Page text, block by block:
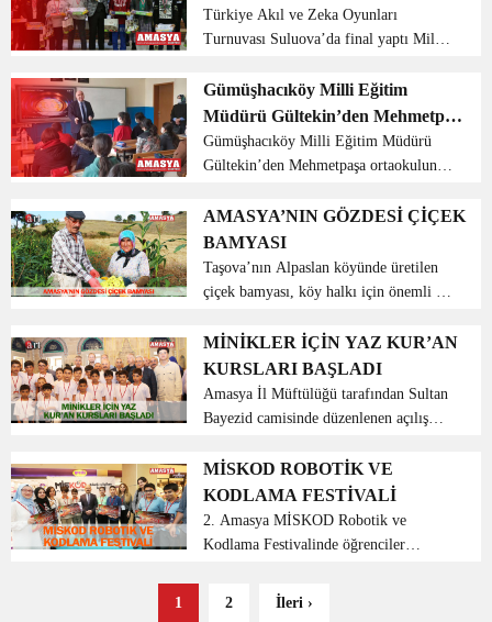
merkezi Merzifon...
Türkiye Akıl ve Zeka Oyunları
Turnuvası Suluova’da final yaptı Milli
Oyunları Federasyonu arasında
imzalanan iş birliği protokolü ile
gerçekleştirilen ̶...
Gümüşhacıköy Milli Eğitim
Müdürü Gültekin’den Mehmetpaşa
Ortaokuluna ziyaret
Gümüşhacıköy Milli Eğitim Müdürü
Gültekin’den Mehmetpaşa ortaokuluna
Müdürü Ercan Gültekin LGS’ye
hazırlanan Mehmetpaşa ortaokulu
8.sınıf öğrencilerini ziy...
AMASYA’NIN GÖZDESİ ÇİÇEK
BAMYASI
Taşova’nın Alpaslan köyünde üretilen
çiçek bamyası, köy halkı için önemli bir
ekimine nisan ayının ortalarında
başlayıp, haziran ve temmuz ayının
ortalarınd...
MİNİKLER İÇİN YAZ KUR’AN
KURSLARI BAŞLADI
Amasya İl Müftülüğü tarafından Sultan
Bayezid camisinde düzenlenen açılış
Osman Varol, İl Müftümüz Sayın
Abdulkadir Keşvelioğlu, kurum
müdürleri, öğrenci velileri ve...
MİSKOD ROBOTİK VE
KODLAMA FESTİVALİ
2. Amasya MİSKOD Robotik ve
Kodlama Festivalinde öğrenciler
hünerlerini sergiledi. Vali Dr. Osman
1 2 İleri ›